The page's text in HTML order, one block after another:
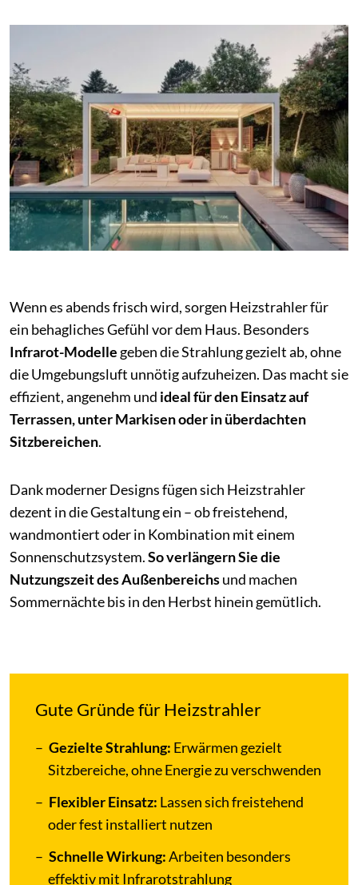
Wenn es abends frisch wird, sorgen Heizstrahler für
ein behagliches Gefühl vor dem Haus. Besonders
Infrarot-Modelle geben die Strahlung gezielt ab, ohne
die Umgebungsluft unnötig aufzuheizen. Das macht sie
effizient, angenehm und ideal für den Einsatz auf
Terrassen, unter Markisen oder in überdachten
Sitzbereichen.
Dank moderner Designs fügen sich Heizstrahler
dezent in die Gestaltung ein – ob freistehend,
wandmontiert oder in Kombination mit einem
Sonnenschutzsystem.So verlängern Sie die
Nutzungszeit des Außenbereichsund machen
Sommernächte bis in den Herbst hinein gemütlich.
Gute Gründe für Heizstrahler
GezielteStrahlung: Erwärmen gezielt
Sitzbereiche, ohne Energie zu verschwenden
Flexibler Einsatz: Lassen sich freistehend
oder fest installiert nutzen
Schnelle Wirkung:Arbeiten besonders
effektiv mit Infrarotstrahlung